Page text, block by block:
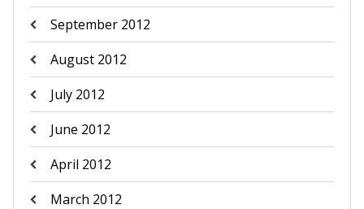
September 2012
August 2012
July 2012
June 2012
April 2012
March 2012